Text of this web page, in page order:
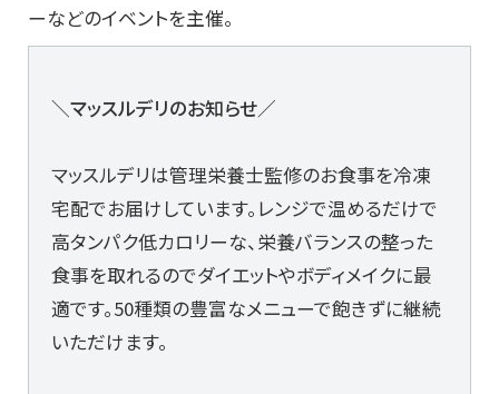
ーなどのイベントを主催。
＼マッスルデリのお知らせ／
マッスルデリは管理栄養士監修のお食事を冷凍
宅配でお届けしています。レンジで温めるだけで
高タンパク低カロリーな、栄養バランスの整った
食事を取れるのでダイエットやボディメイクに最
適です。50種類の豊富なメニューで飽きずに継続
いただけます。